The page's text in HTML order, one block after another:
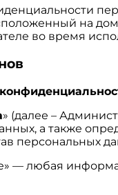
на
во время
» (далее –
а также
персональных
— любая